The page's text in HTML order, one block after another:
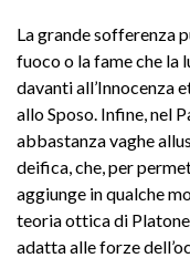
La grande sofferenza
fuoco o la fame che la
davanti all’Innocenza
allo Sposo. Infine, nel
abbastanza vaghe
deifica, che, per
aggiunge in qualche
teoria ottica di
adatta alle forze